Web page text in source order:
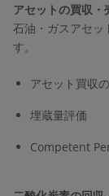
アセットの買収
石油・ガスアセッ
す。
アセット買収
埋蔵量評価
Competent